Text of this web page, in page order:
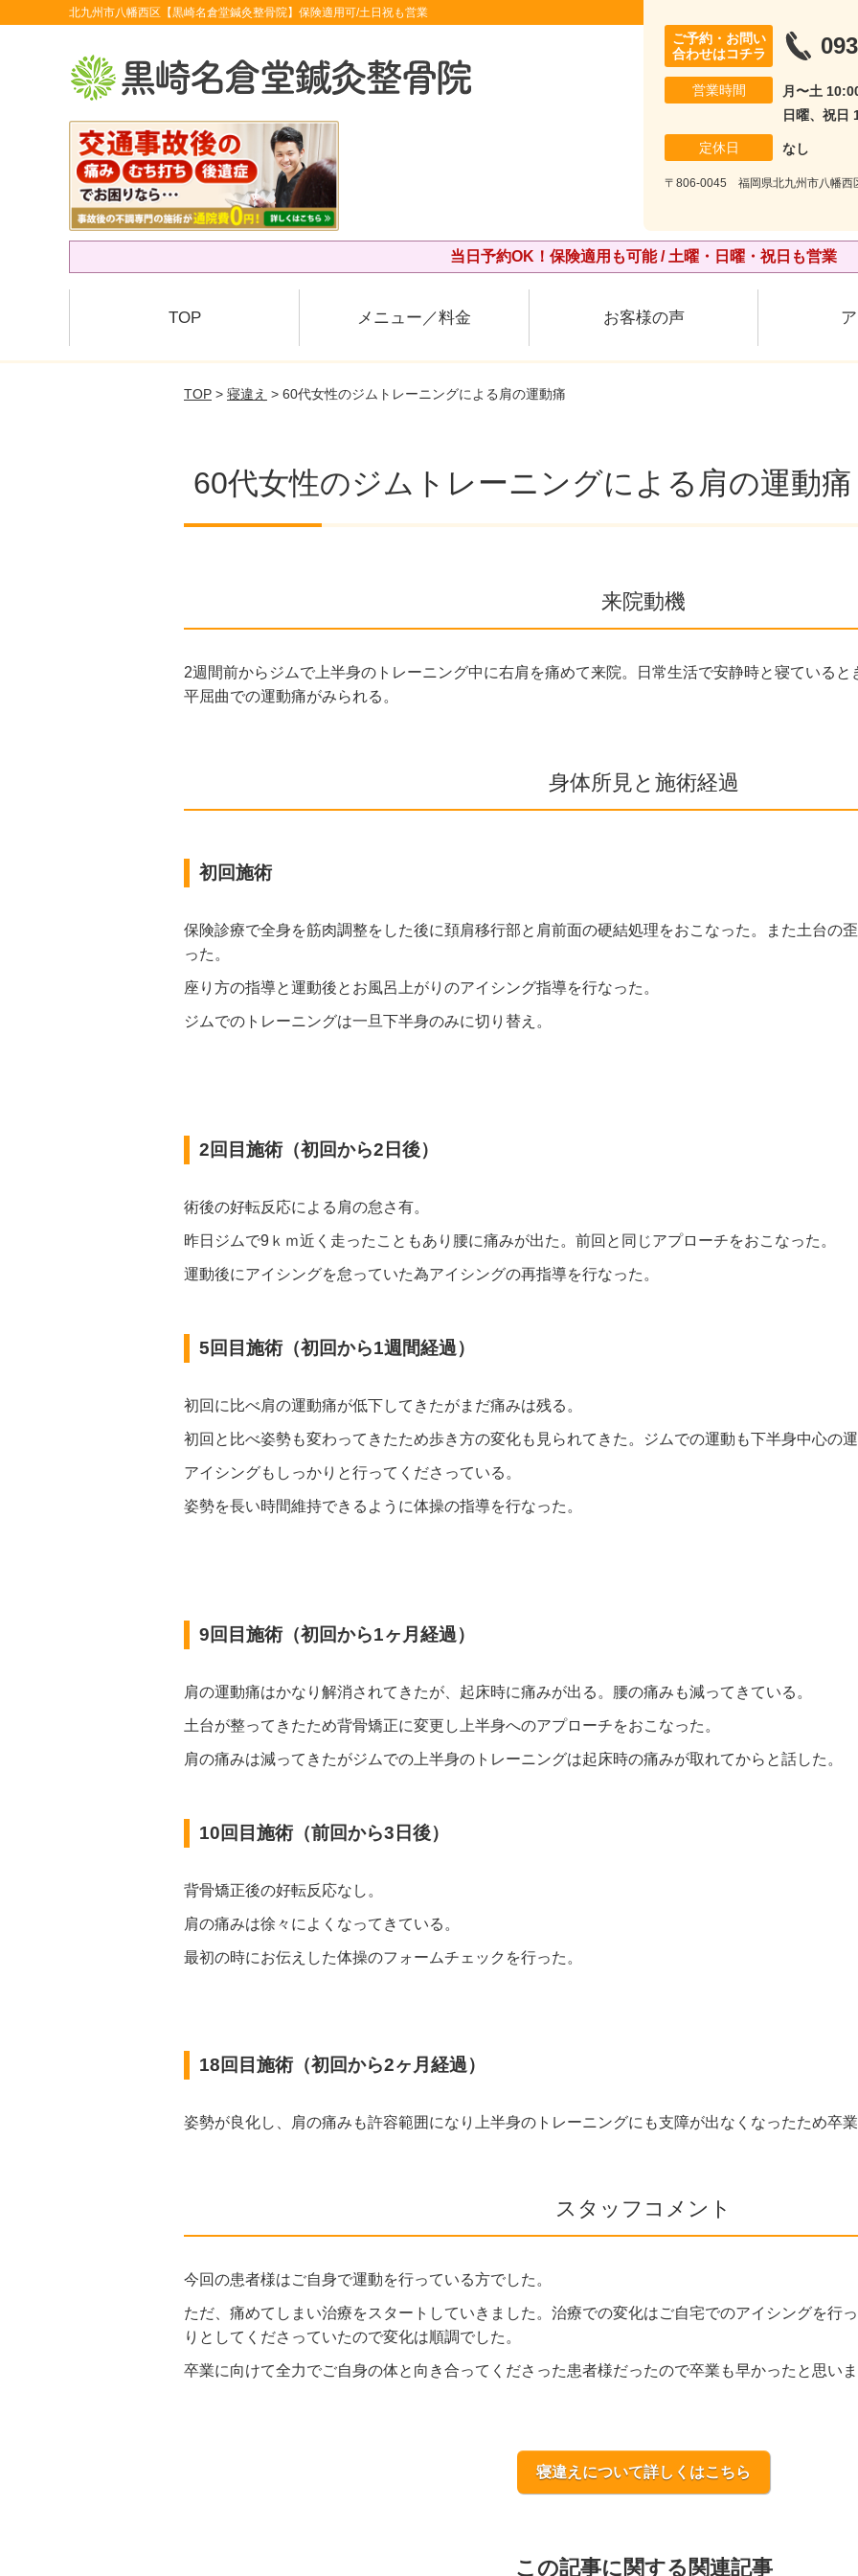
北九州市八幡西区【黒崎名倉堂鍼灸整骨院】保険適用可/土日祝も営業
ご予約・お問い
合わせはコチラ
営業時間
月〜土
日曜、祝日
定休日 なし
〒806-0045 福岡県北九州市八幡西
当日予約OK！保険適用も可能 / 土曜・日曜・祝日も営業
TOP メニュー／料金 お客様の声
TOP > 寝違え > 60代女性のジムトレーニングによる肩の運動痛
60代女性のジムトレーニングによる肩の運動痛
来院動機
2週間前からジムで上半身のトレーニング中に右肩を痛めて来院。日常生活で安静時と寝ている
平屈曲での運動痛がみられる。
身体所見と施術経過
初回施術
保険診療で全身を筋肉調整をした後に頚肩移行部と肩前面の硬結処理をおこなった。また土台の
った。
座り方の指導と運動後とお風呂上がりのアイシング指導を行なった。
ジムでのトレーニングは一旦下半身のみに切り替え。
2回目施術（初回から2日後）
術後の好転反応による肩の怠さ有。
昨日ジムで9ｋｍ近く走ったこともあり腰に痛みが出た。前回と同じアプローチをおこなった。
運動後にアイシングを怠っていた為アイシングの再指導を行なった。
5回目施術（初回から1週間経過）
初回に比べ肩の運動痛が低下してきたがまだ痛みは残る。
初回と比べ姿勢も変わってきたため歩き方の変化も見られてきた。ジムでの運動も下半身中心の運
アイシングもしっかりと行ってくださっている。
姿勢を長い時間維持できるように体操の指導を行なった。
9回目施術（初回から1ヶ月経過）
肩の運動痛はかなり解消されてきたが、起床時に痛みが出る。腰の痛みも減ってきている。
土台が整ってきたため背骨矯正に変更し上半身へのアプローチをおこなった。
肩の痛みは減ってきたがジムでの上半身のトレーニングは起床時の痛みが取れてからと話した。
10回目施術（前回から3日後）
背骨矯正後の好転反応なし。
肩の痛みは徐々によくなってきている。
最初の時にお伝えした体操のフォームチェックを行った。
18回目施術（初回から2ヶ月経過）
姿勢が良化し、肩の痛みも許容範囲になり上半身のトレーニングにも支障が出なくなったため卒業
スタッフコメント
今回の患者様はご自身で運動を行っている方でした。
ただ、痛めてしまい治療をスタートしていきました。治療での変化はご自宅でのアイシングを行
りとしてくださっていたので変化は順調でした。
卒業に向けて全力でご自身の体と向き合ってくださった患者様だったので卒業も早かったと思いま
寝違えについて詳しくはこちら
この記事に関する関連記事